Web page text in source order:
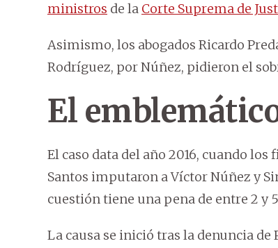
ministros de la Corte Suprema de
Asimismo, los abogados Ricardo
Rodríguez, por Núñez, pidieron el
El
El caso data del año 2016, cuando los
Santos imputaron a Víctor Núñez y
cuestión tiene una pena de entre 2 y
La causa se inició tras la denuncia